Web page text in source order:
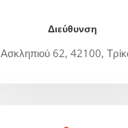
Διεύθυνση
Ασκληπιού 62, 42100,